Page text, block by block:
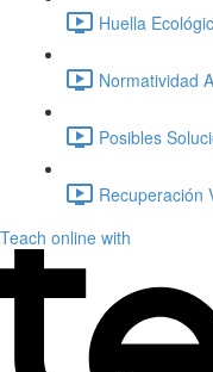
Huella
Normatividad
Posibles
Recuperación
Teach online with